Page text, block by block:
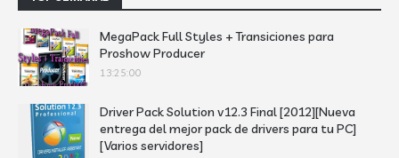
MegaPack Full Styles + Transiciones para
Proshow Producer
13:25:00
Driver Pack Solution v12.3 Final [2012][Nueva
entrega del mejor pack de drivers para tu PC]
[Varios servidores]